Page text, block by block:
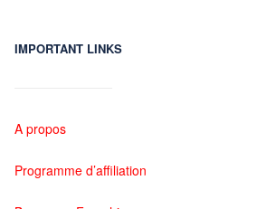
IMPORTANT LINKS
A propos
Programme d’affiliation